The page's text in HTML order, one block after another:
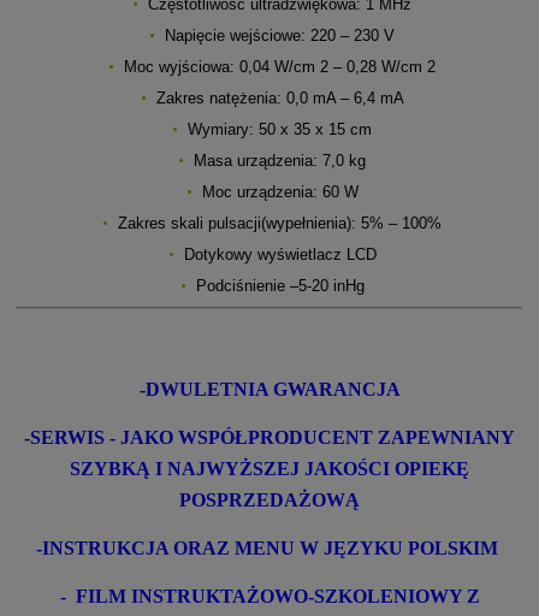
Częstotliwość ultradźwiękowa: 1 MHz
Napięcie wejściowe: 220 – 230 V
Moc wyjściowa: 0,04 W/cm 2 – 0,28 W/cm 2
Zakres natężenia: 0,0 mA – 6,4 mA
Wymiary: 50 x 35 x 15 cm
Masa urządzenia: 7,0 kg
Moc urządzenia: 60 W
Zakres skali pulsacji(wypełnienia): 5% – 100%
Dotykowy wyświetlacz LCD
Podciśnienie –5-20 inHg
-DWULETNIA GWARANCJA
-SERWIS - JAKO WSPÓŁPRODUCENT ZAPEWNIANY
SZYBKĄ I NAJWYŻSZEJ JAKOŚCI OPIEKĘ
POSPRZEDAŻOWĄ
-INSTRUKCJA ORAZ MENU W JĘZYKU POLSKIM
- FILM INSTRUKTAŻOWO-SZKOLENIOWY Z